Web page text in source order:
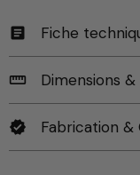
article Fiche
straighten Dimensions &
verified Fabrication &